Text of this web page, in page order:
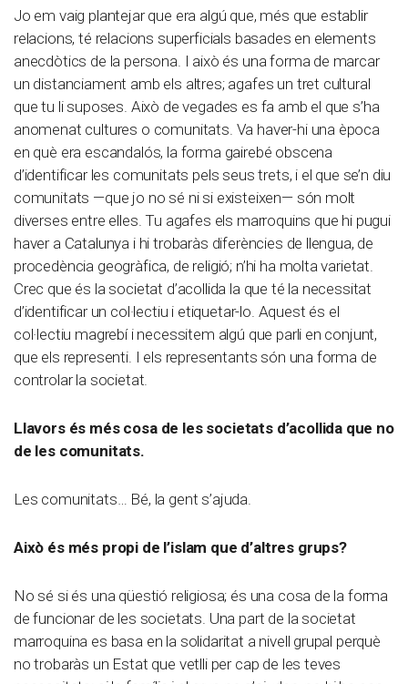
Jo em vaig plantejar que era algú que, més que establir
relacions, té relacions superficials basades en elements
anecdòtics de la persona. I això és una forma de marcar
un distanciament amb els altres; agafes un tret cultural
que tu li suposes. Això de vegades es fa amb el que s’ha
anomenat cultures o comunitats. Va haver-hi una època
en què era escandalós, la forma gairebé obscena
d’identificar les comunitats pels seus trets, i el que se’n diu
comunitats —que jo no sé ni si existeixen— són molt
diverses entre elles. Tu agafes els marroquins que hi pugui
haver a Catalunya i hi trobaràs diferències de llengua, de
procedència geogràfica, de religió; n’hi ha molta varietat.
Crec que és la societat d’acollida la que té la necessitat
d’identificar un col·lectiu i etiquetar-lo. Aquest és el
col·lectiu magrebí i necessitem algú que parli en conjunt,
que els representi. I els representants són una forma de
controlar la societat.
Llavors és més cosa de les societats d’acollida que no
de les comunitats.
Les comunitats… Bé, la gent s’ajuda.
Això és més propi de l’islam que d’altres grups?
No sé si és una qüestió religiosa; és una cosa de la forma
de funcionar de les societats. Una part de la societat
marroquina es basa en la solidaritat a nivell grupal perquè
no trobaràs un Estat que vetlli per cap de les teves